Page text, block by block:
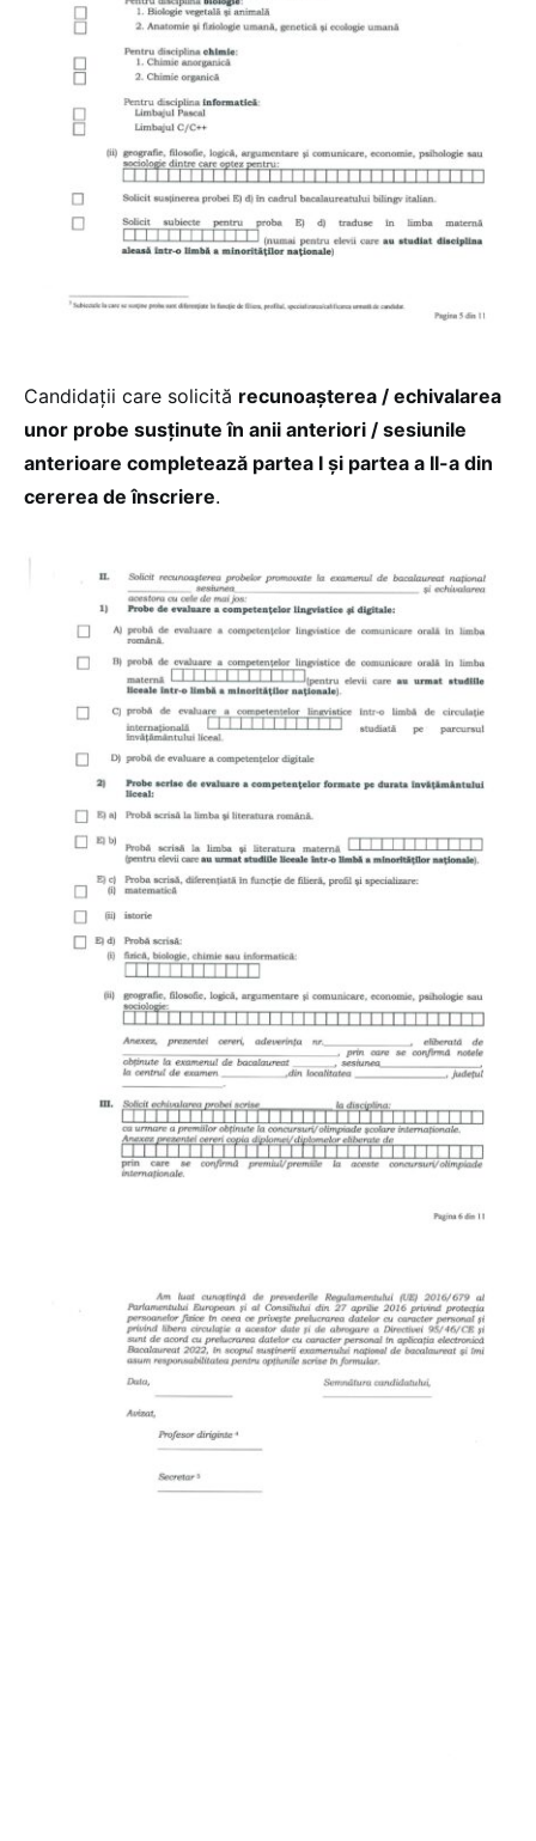
Candidații care solicită recunoașterea / echivalarea
unor probe susținute în anii anteriori / sesiunile
anterioare completează partea I și partea a II-a din
cererea de înscriere.